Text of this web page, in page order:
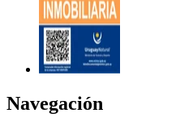
Navegación